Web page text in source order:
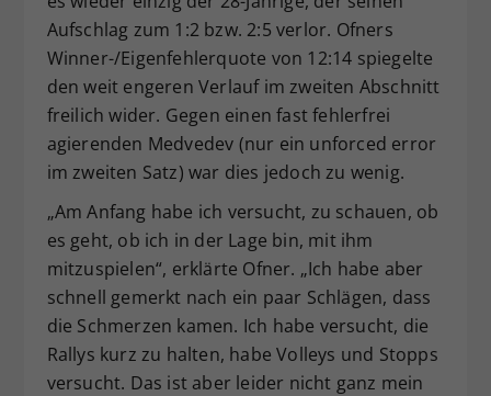
Aufschlag zum 1:2 bzw. 2:5 verlor. Ofners
Winner-/Eigenfehlerquote von 12:14 spiegelte
den weit engeren Verlauf im zweiten Abschnitt
freilich wider. Gegen einen fast fehlerfrei
agierenden Medvedev (nur ein unforced error
im zweiten Satz) war dies jedoch zu wenig.
„Am Anfang habe ich versucht, zu schauen, ob
es geht, ob ich in der Lage bin, mit ihm
mitzuspielen“, erklärte Ofner. „Ich habe aber
schnell gemerkt nach ein paar Schlägen, dass
die Schmerzen kamen. Ich habe versucht, die
Rallys kurz zu halten, habe Volleys und Stopps
versucht. Das ist aber leider nicht ganz mein